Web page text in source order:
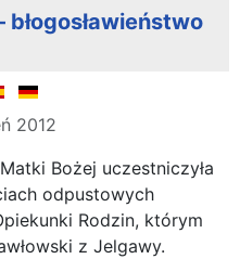
2012
Bożej uczestniczyła
odpustowych
Rodzin, którym
z Jelgawy.